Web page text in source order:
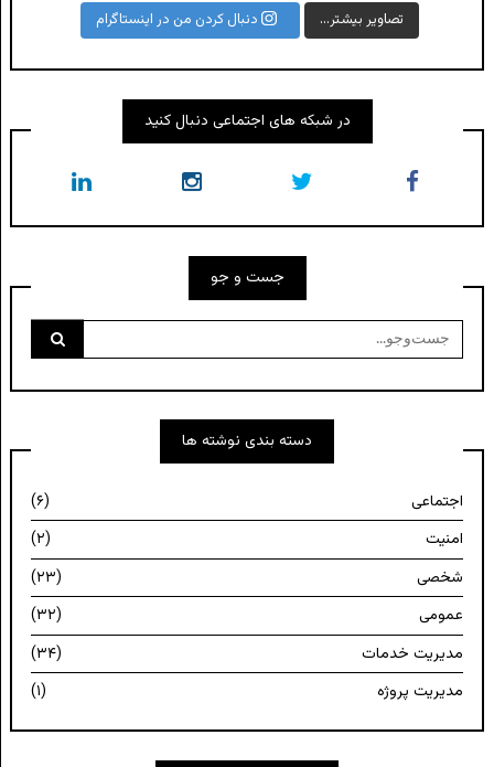
تصاویر بیشتر... دنبال کردن من در اینستاگرام
در شبکه های اجتماعی دنبال کنید
جست و جو
جست‌وجو
برای:
دسته بندی نوشته ها
اجتماعی
(۶)
امنیت
(۲)
شخصی
(۲۳)
عمومی
(۳۲)
مدیریت خدمات
(۳۴)
مدیریت پروژه
(۱)